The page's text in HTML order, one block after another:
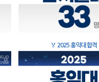
🏅 2025 홍익대 합격